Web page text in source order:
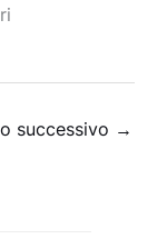
successivo →